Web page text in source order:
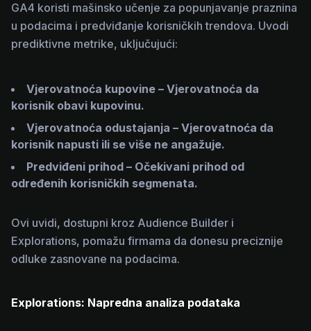
GA4 koristi mašinsko učenje za popunjavanje praznina
u podacima i predviđanje korisničkih trendova. Uvodi
prediktivne metrike, uključujući:
Vjerovatnoća kupovine – Vjerovatnoća da
korisnik obavi kupovinu.
Vjerovatnoća odustajanja – Vjerovatnoća da
korisnik napusti ili se više ne angažuje.
Predviđeni prihod – Očekivani prihod od
određenih korisničkih segmenata.
Ovi uvidi, dostupni kroz Audience Builder i
Explorations, pomažu firmama da donesu preciznije
odluke zasnovane na podacima.
Explorations: Napredna analiza podataka